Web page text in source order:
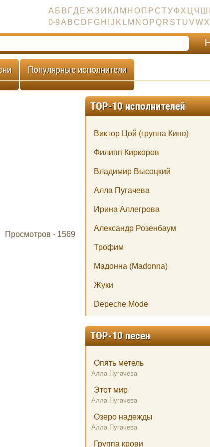
А Б В ГД Е Ж З И КЛ М Н О П Р СТУФХ Ц Ч Ш
0-9A B C D F G H J K L M N O PQ R STUVWX
Популярные исполнители
Просмотров - 1569
TOP-10 исполнителей
Виктор Цой (группа Кино)
Филипп Киркоров
Владимир Высоцкий
Алла Пугачева
Ирина Аллегрова
Александр Розенбаум
Трофим
Мадонна (Madonna)
Жуки
Depeche Mode
TOP-10 песен
Опять метель
Алла Пугачева
Этот мир
Алла Пугачева
Озеро надежды
Алла Пугачева
Группа крови